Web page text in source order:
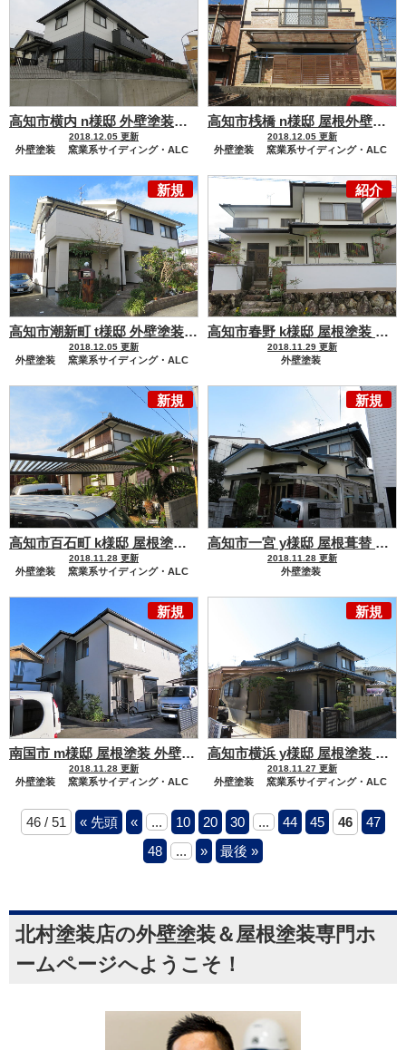
高知市横内 n様邸 外壁塗装工事
2018.12.05 更新
外壁塗装 窯業系サイディング・ALC
高知市桟橋 n様邸 屋根外壁塗装工事
2018.12.05 更新
外壁塗装
窯業系サイディング・ALC
化粧スレート
新規
高知市潮新町 t様邸 外壁塗装工事
2018.12.05 更新
外壁塗装 窯業系サイディング・ALC
紹介
高知市春野 k様邸 屋根塗装 外壁塗装工事
2018.11.29 更新
外壁塗装
屋根塗装
セメント瓦・洋風コンクリート瓦
新規
高知市百石町 k様邸 屋根塗装 外壁塗装工事
2018.11.28 更新
外壁塗装
窯業系サイディング・ALC
セメント瓦・洋風コンクリート瓦
ハウスメーカー
積水ハウス
新規
高知市一宮 y様邸 屋根葺替 外壁塗装工事
2018.11.28 更新
外壁塗装
新規
南国市 m様邸 屋根塗装 外壁塗装工事
2018.11.28 更新
外壁塗装
窯業系サイディング・ALC
化粧スレート
新規
高知市横浜 y様邸 屋根塗装 外壁塗装工事
2018.11.27 更新
外壁塗装
窯業系サイディング・ALC
セメント瓦・洋風コンクリート瓦
ハウスメーカー
46 / 51 « 先頭 « ... 10 20 30 ... 44 45 46
47
48
... » 最後 »
北村塗装店の外壁塗装＆屋根塗装専門ホ
ームページへようこそ！